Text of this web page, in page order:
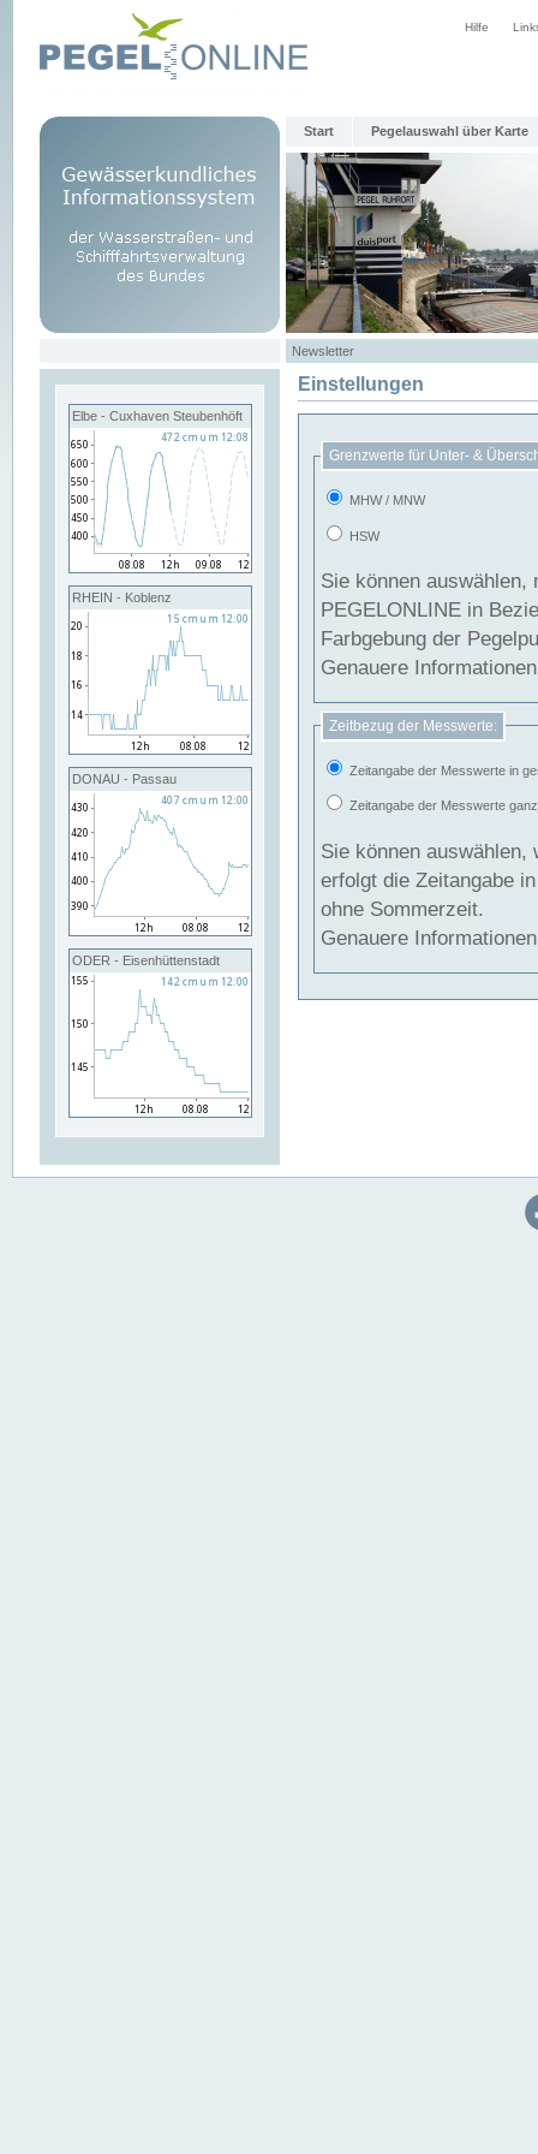
Hilfe
Start Pegelauswahl über Karte
Newsletter
Elbe - Cuxhaven Steubenhöft
RHEIN - Koblenz
DONAU - Passau
ODER - Eisenhüttenstadt
Einstellungen
Grenzwerte für Unter- &
MHW / MNW
HSW
Sie können
PEGELONLINE in Beziehung
Farbgebung der
Genauere
Zeitbezug der Messwerte:
Zeitangabe der Messwerte in
Zeitangabe der Messwerte
Sie können auswählen,
erfolgt die Zeitangabe
ohne Sommerzeit.
Genauere